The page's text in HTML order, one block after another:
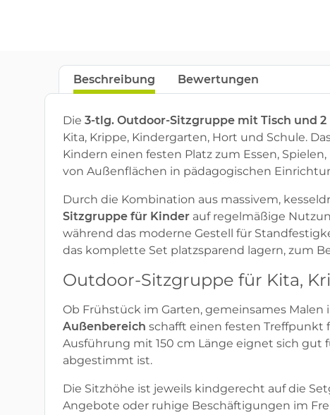
Beschreibung Bewertungen
Die 3-tlg. Outdoor-Sitzgruppe mit Tisch und 2
Kita, Krippe, Kindergarten, Hort und Schule.
Kindern einen festen Platz zum Essen,
von Außenflächen in pädagogischen
Durch die Kombination aus massivem,
Sitzgruppe für Kinder auf regelmäßige
während das moderne Gestell für
das komplette Set platzsparend lagern, zum
Outdoor-Sitzgruppe für Kita,
Ob Frühstück im Garten, gemeinsames
Außenbereich schafft einen festen Treffpunkt
Ausführung mit 150 cm Länge eignet sich gut
abgestimmt ist.
Die Sitzhöhe ist jeweils kindgerecht auf die
Angebote oder ruhige Beschäftigungen im